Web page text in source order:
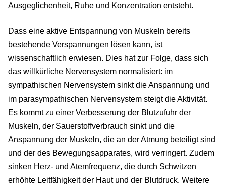
Ausgeglichenheit, Ruhe und Konzentration entsteht.
Dass eine aktive Entspannung von Muskeln bereits
bestehende Verspannungen lösen kann, ist
wissenschaftlich erwiesen. Dies hat zur Folge, dass sich
das willkürliche Nervensystem normalisiert: im
sympathischen Nervensystem sinkt die Anspannung und
im parasympathischen Nervensystem steigt die Aktivität.
Es kommt zu einer Verbesserung der Blutzufuhr der
Muskeln, der Sauerstoffverbrauch sinkt und die
Anspannung der Muskeln, die an der Atmung beteiligt sind
und der des Bewegungsapparates, wird verringert. Zudem
sinken Herz- und Atemfrequenz, die durch Schwitzen
erhöhte Leitfähigkeit der Haut und der Blutdruck. Weitere